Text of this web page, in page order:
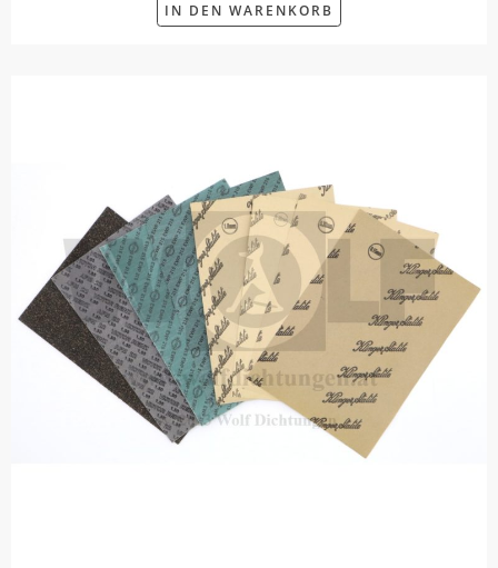
IN DEN WARENKORB